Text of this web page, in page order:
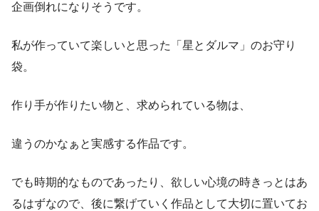
企画倒れになりそうです。
私が作っていて楽しいと思った「星とダルマ」のお守り
袋。
作り手が作りたい物と、求められている物は、
違うのかなぁと実感する作品です。
でも時期的なものであったり、欲しい心境の時きっとはあ
るはずなので、後に繋げていく作品として大切に置いてお